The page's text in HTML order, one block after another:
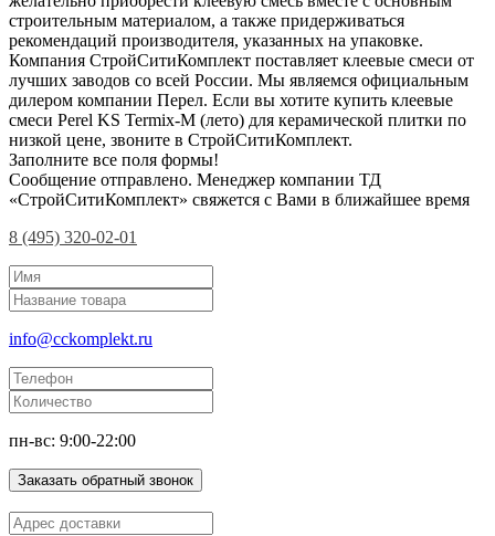
строительным материалом, а также придерживаться
рекомендаций производителя, указанных на упаковке.
Компания СтройСитиКомплект поставляет клеевые смеси от
лучших заводов со всей России. Мы являемся официальным
дилером компании Перел. Если вы хотите купить клеевые
смеси Perel KS Termix-M (лето) для керамической плитки по
низкой цене, звоните в СтройСитиКомплект.
Заполните все поля формы!
Сообщение отправлено. Менеджер компании ТД
«СтройСитиКомплект» свяжется с Вами в ближайшее время
8 (495) 320-02-01
info@cckomplekt.ru
пн-вс: 9:00-22:00
Заказать обратный звонок